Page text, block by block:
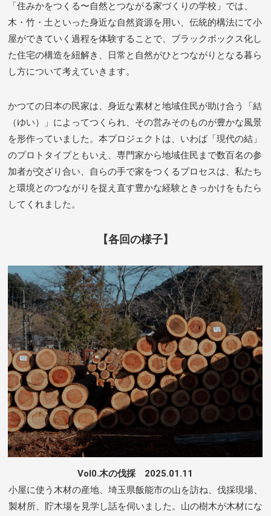
「住みかをつくる〜自然とつながる家づくりの学校」では、
木・竹・土といった身近な自然資源を用い、伝統的構法にて小
屋ができていく過程を体験することで、ブラックボックス化し
た住宅の構造を紐解き、日常と自然がひとつながりとなる暮ら
し方について考えていきます。
かつての日本の民家は、身近な素材と地域住民が助け合う「結
（ゆい）」によってつくられ、その営みそのものが豊かな風景
を形作っていました。本プロジェクトは、いわば「現代の結」
のプロトタイプともいえ、専門家から地域住民まで数百名の参
加者が交ざり合い、自らの手で家をつくるプロセスは、私たち
と環境とのつながりを捉え直す豊かな経験ときっかけをもたら
してくれました。
【各回の様子】
Vol0.木の伐採 2025.01.11
小屋に使う木材の産地、埼玉県飯能市の山を訪ね、伐採現場、
製材所、貯木場を見学し話を伺いました。山の樹木が木材にな